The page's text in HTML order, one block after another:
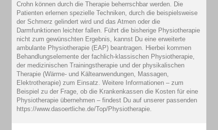
Crohn können durch die Therapie beherrschbar werden. Die
Patienten erlernen spezielle Techniken, durch die beispielsweise
der Schmerz gelindert wird und das Atmen oder die
Darmfunktionen leichter fallen. Führt die bisherige Physiotherapie
nicht zum gewünschten Ergebnis, kannst Du eine erweiterte
ambulante Physiotherapie (EAP) beantragen. Hierbei kommen
Behandlungselemente der fachlich-klassischen Physiotherapie,
der medizinischen Trainingstherapie und der physikalischen
Therapie (Wärme- und Kälteanwendungen, Massagen,
Elektrotherapie) zum Einsatz. Weitere Informationen – zum
Beispiel zu der Frage, ob die Krankenkassen die Kosten für eine
Physiotherapie übernehmen – findest Du auf unserer passenden
https://www.dasoertliche.de/Top/Physiotherapie.